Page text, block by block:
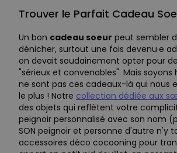
Trouver le Parfait Cadeau
Un bon cadeau soeur peut sembler
dénicher, surtout une fois devenu·e
on devait soudainement opter pour
"sérieux et convenables". Mais soyons
ne sont pas ces cadeaux-là qui nous
le plus ! Notre collection dédiée aux
des objets qui reflètent votre
peignoir personnalisé avec son nom
SON peignoir et personne d'autre n'y
accessoires déco cocooning pour